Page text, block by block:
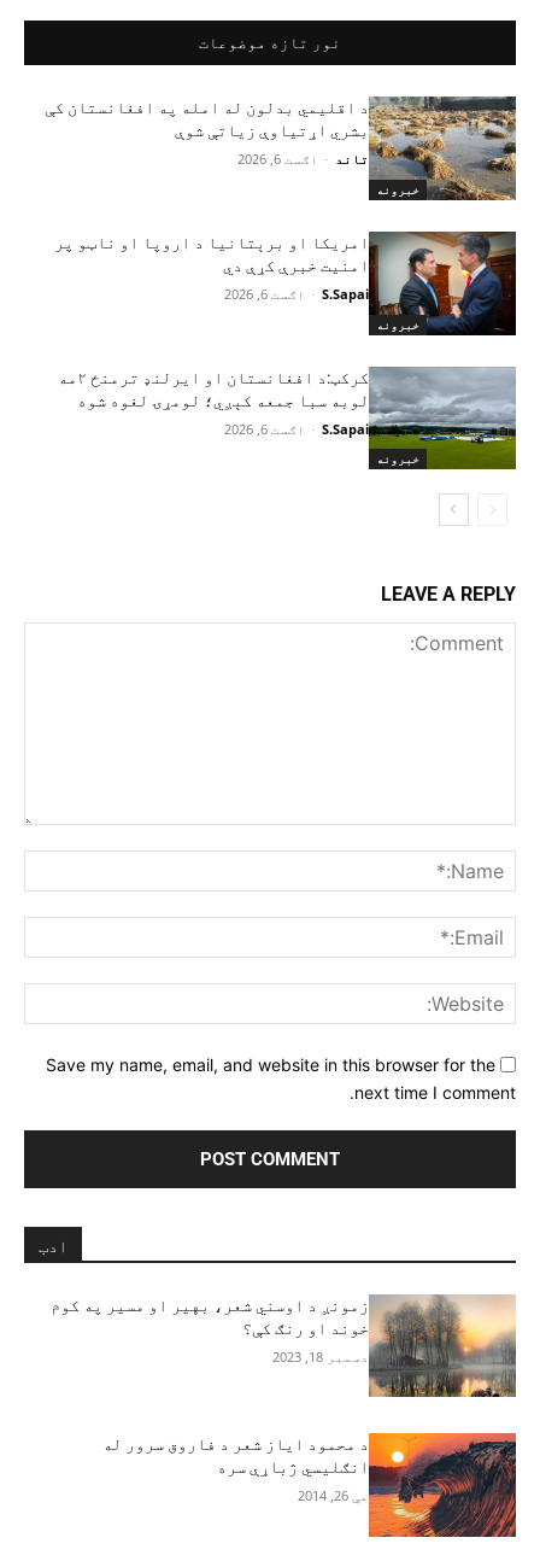
نور تازه موضوعات
خبرونه
د اقلیمي بدلون له امله په افغانستان کې
بشري اړتیاوې زیاتې شوې
تاند - اګست 6, 2026
خبرونه
امریکا او برېتانیا د اروپا او ناټو پر
امنیت خبرې کړې دي
S.Sapai
- اګست 6, 2026
خبرونه
کرکټ:د افغانستان او ایرلنډ ترمنځ ۲مه
لوبه سبا جمعه کېږي؛ لومړۍ لغوه شوه
S.Sapai
- اګست 6, 2026
LEAVE A REPLY
Save my name, email, and website in this browser for the
next time I comment.
ادب
زمونږ د اوسني شعر، بهیر او مسیر په کوم
خوند او رنګ کې؟
دسمبر 18, 2023
د محمود ایاز شعر د فاروق سرور له
انګلیسي ژباړې سره
مې 26, 2014